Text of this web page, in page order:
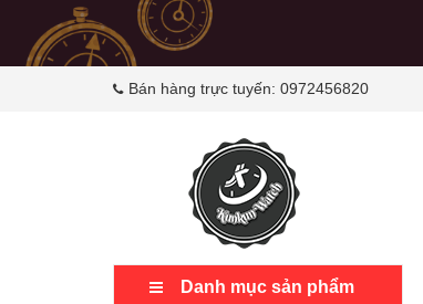
Bán hàng trực tuyến: 0972456820
Danh mục sản phẩm